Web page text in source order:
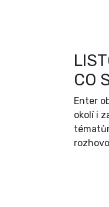
CO
Enter
okolí i